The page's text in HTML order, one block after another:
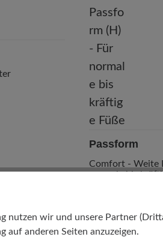
Passform
Comfort - Weite
normale bis
nutzen wir und unsere Partner
auf anderen Seiten anzuzeigen.